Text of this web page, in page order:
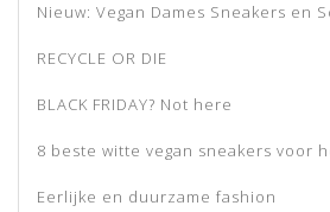
Nieuw: Vegan Dames Sneakers en
RECYCLE OR DIE
BLACK FRIDAY? Not here
8 beste witte vegan sneakers voor
Eerlijke en duurzame fashion